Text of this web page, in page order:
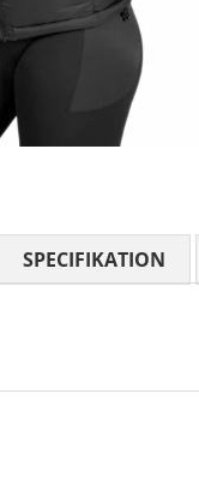
SPECIFIKATION